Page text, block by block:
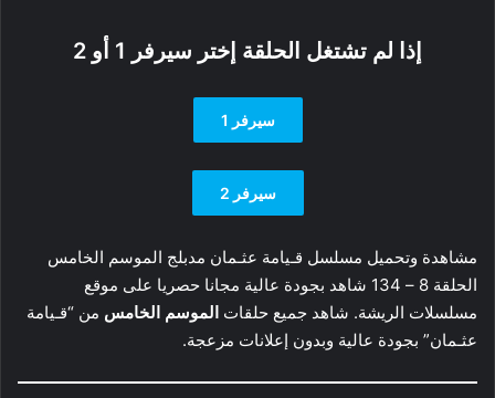
إذا لم تشتغل الحلقة إختر سيرفر 1 أو 2
سيرفر 1
سيرفر 2
مشاهدة وتحميل مسلسل قـيامة عثـمان مدبلج الموسم الخامس
الحلقة 8 – 134 شاهد بجودة عالية مجانا حصريا على موقع
مسلسلات الريشة. شاهد جميع حلقات الموسم الخامس من “قـيامة
عثـمان” بجودة عالية وبدون إعلانات مزعجة.